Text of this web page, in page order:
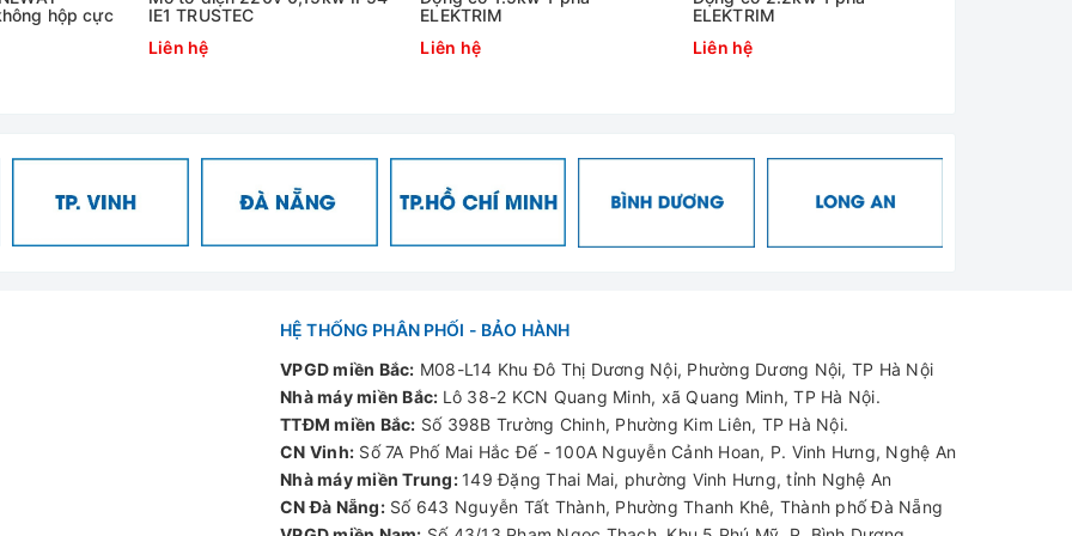
bụi
ấp trứng, máy đổ thức ăn cho gà ăn,…
chúng tôi cung cấp đề được sản xuất bởi các thiết bị máy móc chuyên nghiệp chắc chắn sẽ là một giải pháp tốt
Hà Đông, Hà Nội
hộp cực
IE1 TRUSTEC
Liên hệ
ELEKTRIM
Liên hệ
ELEKTRIM
Liên hệ
HỆ THỐNG PHÂN PHỐI - BẢO HÀNH
VPGD miền Bắc: M08-L14 Khu Đô Thị Dương Nội, Phường Dương Nội, TP Hà Nội
Nhà máy miền Bắc: Lô 38-2 KCN Quang Minh, xã Quang Minh, TP Hà Nội.
TTĐM miền Bắc: Số 398B Trường Chinh, Phường Kim Liên, TP Hà Nội.
CN Vinh: Số 7A Phố Mai Hắc Đế - 100A Nguyễn Cảnh Hoan, P. Vinh Hưng, Nghệ An
Nhà máy miền Trung: 149 Đặng Thai Mai, phường Vinh Hưng, tỉnh Nghệ An
CN Đà Nẵng:Số 643 Nguyễn Tất Thành, Phường Thanh Khê, Thành phố Đà Nẵng